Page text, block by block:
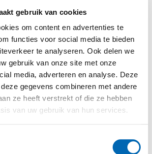
gebruik van cookies
om content en advertenties te
functies voor social media te bieden
te analyseren. Ook delen we
gebruik van onze site met onze
media, adverteren en analyse. Deze
gegevens combineren met andere
ze heeft verstrekt of die ze hebben
van uw gebruik van hun services.
aantrekkelijk oogt.
Langer
kwaliteitsbehoud van
het ijs
In kleur en intensiteit
regelbare LED
verlichting
Geïsoleerde kuip uit
één geheel